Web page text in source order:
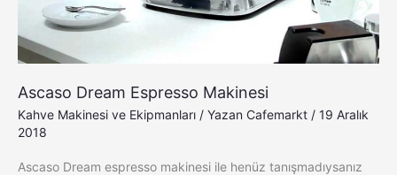
Ascaso Dream Espresso Makinesi
Kahve Makinesi ve Ekipmanları / Yazan Cafemarkt / 19 Aralık
2018
Ascaso Dream espresso makinesi ile henüz tanışmadıysanız